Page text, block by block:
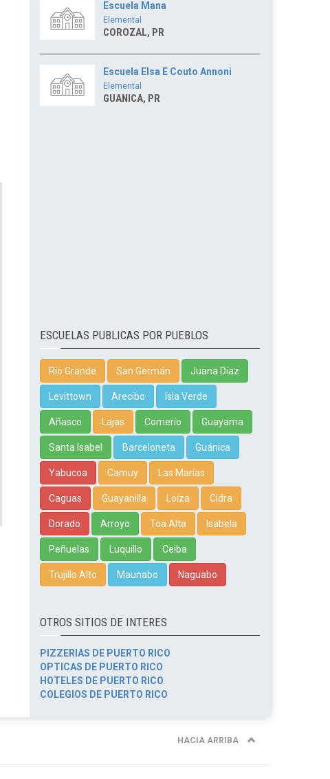
Escuela Mana
Elemental
COROZAL, PR
Escuela Elsa E Couto Annoni
Elemental
GUANICA, PR
ESCUELAS PUBLICAS POR PUEBLOS
Río Grande San Germán Juana Díaz
Levittown Arecibo Isla Verde
Añasco Lajas Comerío Guayama
Santa Isabel Barceloneta Guánica
Yabucoa Camuy Las Marías
Caguas Guayanilla Loíza Cidra
Dorado Arroyo Toa Alta Isabela
Peñuelas Luquillo Ceiba
Trujillo Alto Maunabo Naguabo
OTROS SITIOS DE INTERES
PIZZERIAS DE PUERTO RICO
OPTICAS DE PUERTO RICO
HOTELES DE PUERTO RICO
COLEGIOS DE PUERTO RICO
HACIA ARRIBA